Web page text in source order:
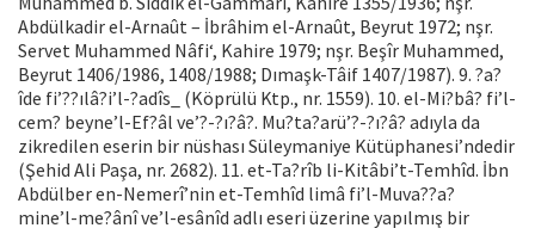
Abdülkadir el-Arnaût – İbrâhim el-Arnaût, Beyrut 1972; nşr.
Servet Muhammed Nâfi‘, Kahire 1979; nşr. Beşîr Muhammed,
Beyrut 1406/1986, 1408/1988; Dımaşk-Tâif 1407/1987). 9. ?a?
îde fi’??ılâ?i’l-?adîs_ (Köprülü Ktp., nr. 1559). 10. el-Mi?bâ? fi’l-
cem? beyne’l-Ef?âl ve’?-?ı?â?. Mu?ta?arü’?-?ı?â? adıyla da
zikredilen eserin bir nüshası Süleymaniye Kütüphanesi’ndedir
(Şehid Ali Paşa, nr. 2682). 11. et-Ta?rîb li-Kitâbi’t-Temhîd. İbn
Abdülber en-Nemerî’nin et-Temhîd limâ fi’l-Muva??a?
mine’l-me?ânî ve’l-esânîd adlı eseri üzerine yapılmış bir